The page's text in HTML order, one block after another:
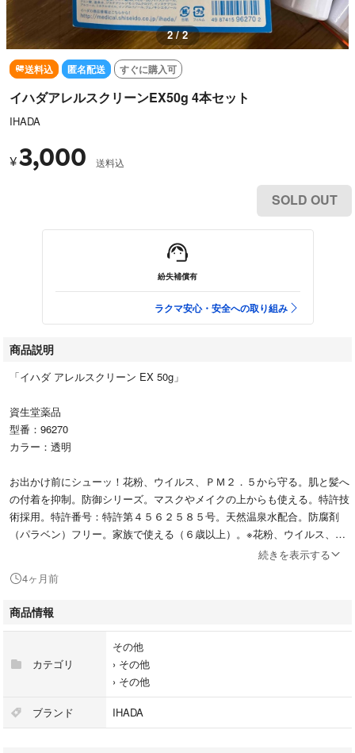
2 / 2
送料込 匿名配送 すぐに購入可
イハダアレルスクリーンEX50g 4本セット
IHADA
¥3,000 送料込
SOLD OUT
紛失補償有
ラクマ安心・安全への取り組み
商品説明
「イハダ アレルスクリーン EX 50g」
資生堂薬品
型番：96270
カラー：透明
お出かけ前にシューッ！花粉、ウイルス、ＰＭ２．５から守る。肌と髪へ
の付着を抑制。防御シリーズ。マスクやメイクの上からも使える。特許技
術採用。特許番号：特許第４５６２５８５号。天然温泉水配合。防腐剤
（パラベン）フリー。家族で使える（６歳以上）。※花粉、ウイルス、Ｐ
#資生堂薬品
#96270
#花粉症
続きを表示する
4ヶ月前
商品情報
カテゴリ
その他
› その他
› その他
ブランド IHADA